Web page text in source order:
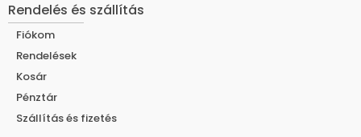
Rendelés és szállítás
Fiókom
Rendelések
Kosár
Pénztár
Szállítás és fizetés